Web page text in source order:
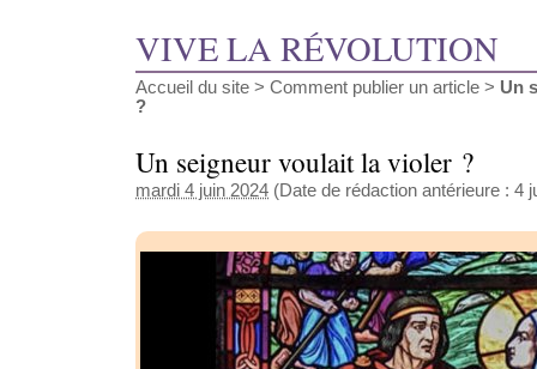
VIVE LA RÉVOLUTION
Accueil du site > Comment publier un article > Un
?
Un seigneur voulait la violer ?
mardi 4 juin 2024 (Date de rédaction antérieure : 4